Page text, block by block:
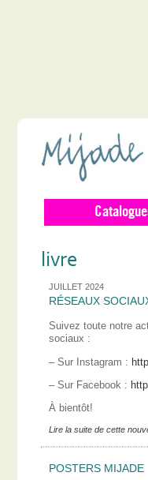
livre
JUILLET 2024
RÉSEAUX
Suivez toute notre
sociaux :
– Sur Instagram :
– Sur Facebook :
À bientôt!
Lire la suite de cette
POSTERS MIJADE